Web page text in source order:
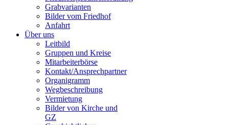
Grabvarianten
Bilder vom Friedhof
Anfahrt
Über uns
Leitbild
Gruppen und Kreise
Mitarbeiterbörse
Kontakt/Ansprechpartner
Organigramm
Wegbeschreibung
Vermietung
Bilder von Kirche und
GZ